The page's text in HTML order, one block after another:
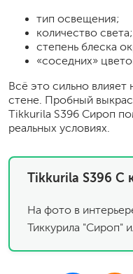
тип освещения;
количество света;
степень блеска
«соседних»
Всё это сильно влияет
стене. Пробный
Tikkurila S396 Сироп
реальных условиях.
Tikkurila S396 С
На фото в
Тиккурила "Сироп"